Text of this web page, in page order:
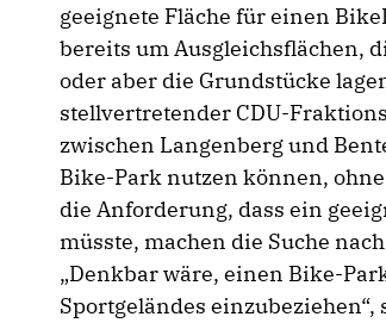
geeignete Fläche für einen
bereits um Ausgleichsflächen,
oder aber die Grundstücke
stellvertretender CDU-
zwischen Langenberg und
Bike-Park nutzen können,
die Anforderung, dass ein
müsste, machen die Suche
Denkbar wäre, einen Bike-
Sportgeländes